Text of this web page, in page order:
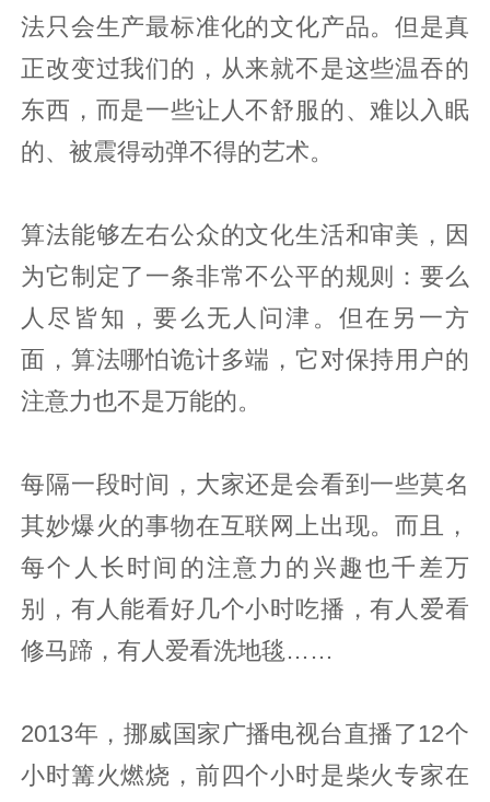
法只会生产最标准化的文化产品。但是真
正改变过我们的，从来就不是这些温吞的
东西，而是一些让人不舒服的、难以入眠
的、被震得动弹不得的艺术。
算法能够左右公众的文化生活和审美，因
为它制定了一条非常不公平的规则：要么
人尽皆知，要么无人问津。但在另一方
面，算法哪怕诡计多端，它对保持用户的
注意力也不是万能的。
每隔一段时间，大家还是会看到一些莫名
其妙爆火的事物在互联网上出现。而且，
每个人长时间的注意力的兴趣也千差万
别，有人能看好几个小时吃播，有人爱看
修马蹄，有人爱看洗地毯……
2013年，挪威国家广播电视台直播了12个
小时篝火燃烧，前四个小时是柴火专家在